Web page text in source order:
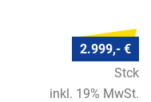
2.999,- €
Stck
inkl. 19% MwSt.